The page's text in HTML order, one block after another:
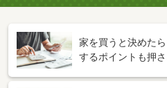
家を買うと決めた
するポイントも押